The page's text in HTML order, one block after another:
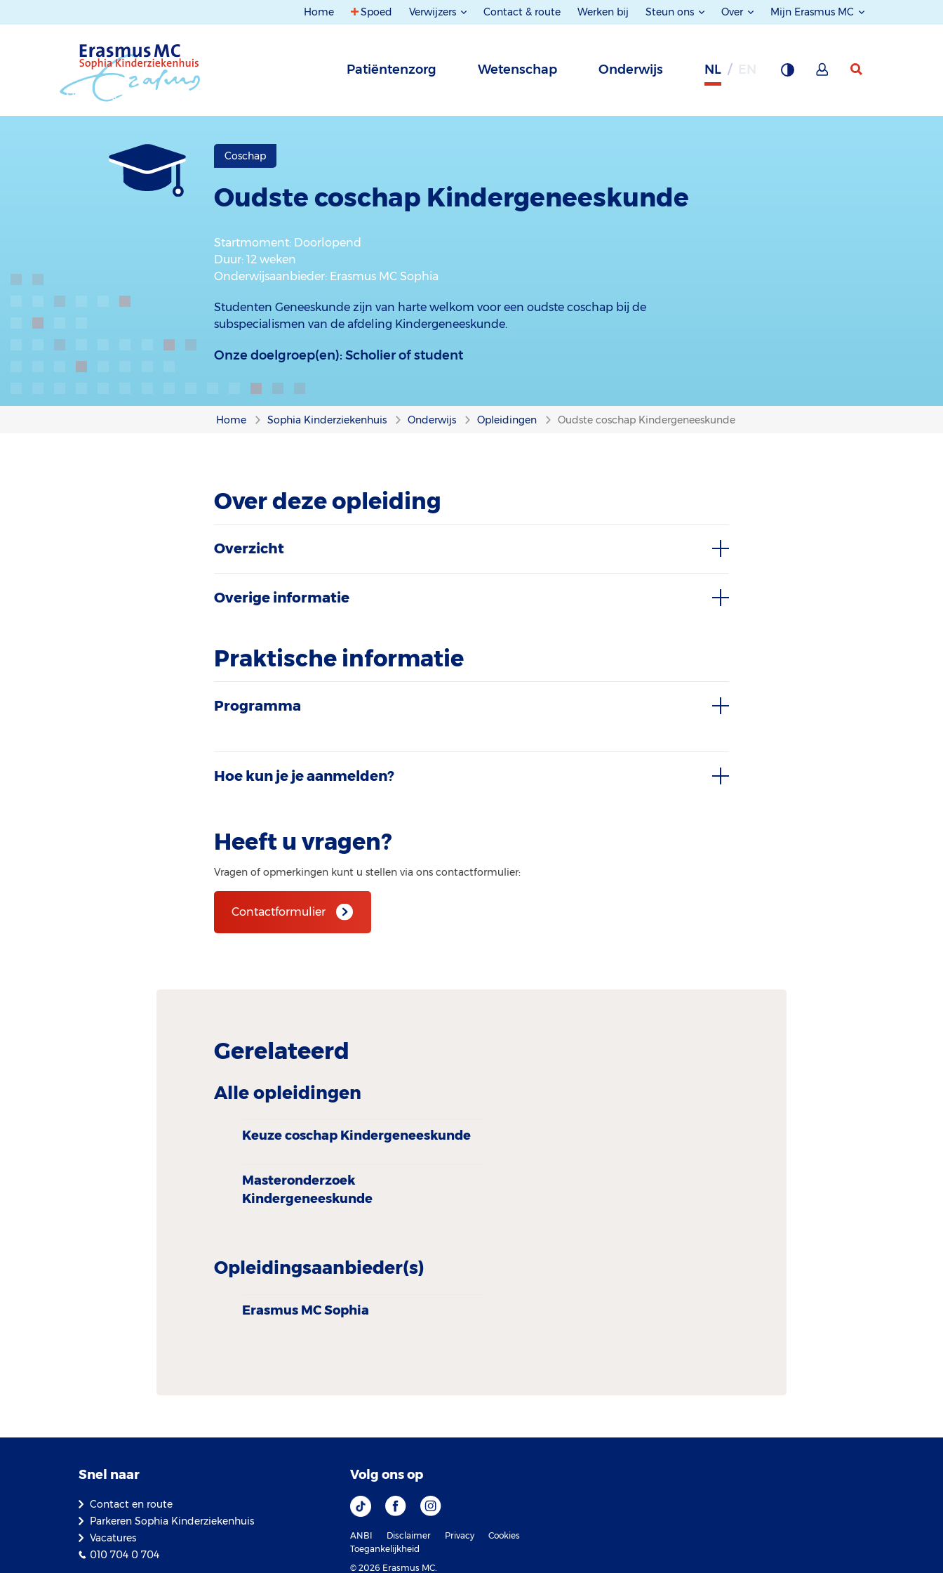
Home Spoed Verwijzers Contact & route Werken bij Steun ons Over Mijn Erasmus MC
Patiëntenzorg Wetenschap Onderwijs NL
Coschap
Oudste coschap Kindergeneeskunde
Startmoment: Doorlopend
Duur: 12 weken
Onderwijsaanbieder: Erasmus MC Sophia
Studenten Geneeskunde zijn van harte welkom voor een oudste coschap bij de
subspecialismen van de afdeling Kindergeneeskunde.
Onze doelgroep(en):Scholier of student
Home Sophia Kinderziekenhuis Onderwijs Opleidingen Oudste coschap Kindergeneeskunde
Over deze opleiding
Overzicht
Overige informatie
Praktische informatie
Programma
Hoe kun je je aanmelden?
Heeft u vragen?
Vragen of opmerkingen kunt u stellen via ons contactformulier:
Contactformulier
Gerelateerd
Alle opleidingen
Keuze coschap Kindergeneeskunde
Masteronderzoek
Kindergeneeskunde
Opleidingsaanbieder(s)
Erasmus MC Sophia
Snel naar
Contact en route
Parkeren Sophia Kinderziekenhuis
Vacatures
010 704 0 704
Volg ons op
ANBI Disclaimer Privacy
Cookies
Toegankelijkheid
© 2026 Erasmus MC.